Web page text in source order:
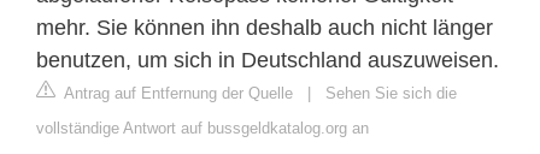
mehr. Sie können ihn deshalb auch nicht länger
benutzen, um sich in Deutschland auszuweisen.
Antrag auf Entfernung der Quelle | Sehen Sie sich die
vollständige Antwort auf bussgeldkatalog.org an